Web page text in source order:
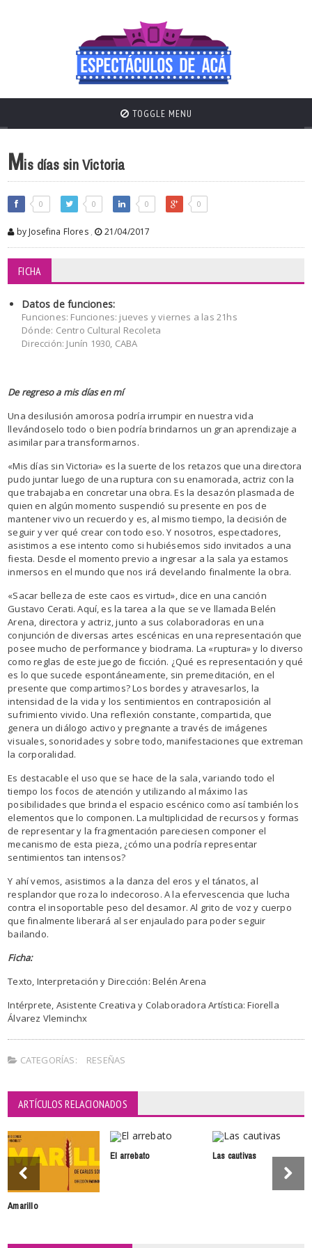
TOGGLE MENU
Mis días sin Victoria
0 0 0 0
by Josefina Flores , 21/04/2017
FICHA
Datos de funciones:
Funciones: Funciones: jueves y viernes a las 21hs
Dónde: Centro Cultural Recoleta
Dirección: Junín 1930, CABA
De regreso a mis días en mí
Una desilusión amorosa podría irrumpir en nuestra vida
llevándoselo todo o bien podría brindarnos un gran aprendizaje a
asimilar para transformarnos.
«Mis días sin Victoria» es la suerte de los retazos que una directora
pudo juntar luego de una ruptura con su enamorada, actriz con la
que trabajaba en concretar una obra. Es la desazón plasmada de
quien en algún momento suspendió su presente en pos de
mantener vivo un recuerdo y es, al mismo tiempo, la decisión de
seguir y ver qué crear con todo eso. Y nosotros, espectadores,
asistimos a ese intento como si hubiésemos sido invitados a una
fiesta. Desde el momento previo a ingresar a la sala ya estamos
inmersos en el mundo que nos irá develando finalmente la obra.
«Sacar belleza de este caos es virtud», dice en una canción
Gustavo Cerati. Aquí, es la tarea a la que se ve llamada Belén
Arena, directora y actriz, junto a sus colaboradoras en una
conjunción de diversas artes escénicas en una representación que
posee mucho de performance y biodrama. La «ruptura» y lo diverso
como reglas de este juego de ficción. ¿Qué es representación y qué
es lo que sucede espontáneamente, sin premeditación, en el
presente que compartimos? Los bordes y atravesarlos, la
intensidad de la vida y los sentimientos en contraposición al
sufrimiento vivido. Una reflexión constante, compartida, que
genera un diálogo activo y pregnante a través de imágenes
visuales, sonoridades y sobre todo, manifestaciones que extreman
la corporalidad.
Es destacable el uso que se hace de la sala, variando todo el
tiempo los focos de atención y utilizando al máximo las
posibilidades que brinda el espacio escénico como así también los
elementos que lo componen. La multiplicidad de recursos y formas
de representar y la fragmentación pareciesen componer el
mecanismo de esta pieza, ¿cómo una podría representar
sentimientos tan intensos?
Y ahí vemos, asistimos a la danza del eros y el tánatos, al
resplandor que roza lo indecoroso. A la efervescencia que lucha
contra el insoportable peso del desamor. Al grito de voz y cuerpo
que finalmente liberará al ser enjaulado para poder seguir
bailando.
Ficha:
Texto, Interpretación y Dirección: Belén Arena
Intérprete, Asistente Creativa y Colaboradora Artística: Fiorella
Álvarez Vleminchx
CATEGORÍAS: RESEÑAS
ARTÍCULOS RELACIONADOS
Amarillo
El arrebato Las cautivas